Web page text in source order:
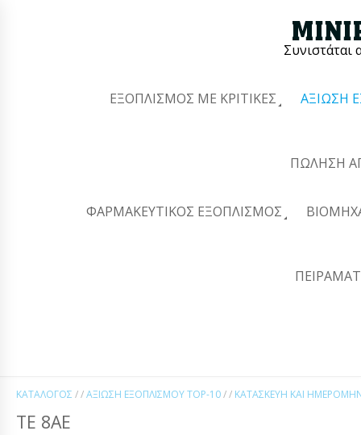
Συνιστάται
ΕΞΟΠΛΙΣΜΌΣ ΜΕ ΚΡΙΤΙΚΈΣ ΑΞΊΩΣΗ
ΠΏΛΗΣΗ
ΦΑΡΜΑΚΕΥΤΙΚΌΣ ΕΞΟΠΛΙΣΜΌΣ
ΚΑΤΆΛΟΓΟΣ / /ΑΞΊΩΣΗ ΕΞΟΠΛΙΣΜΟΎ TOP-10/ / ΚΑΤΑΣΚΕΥΉ ΚΑΙ
ΤΕ 8ΑE